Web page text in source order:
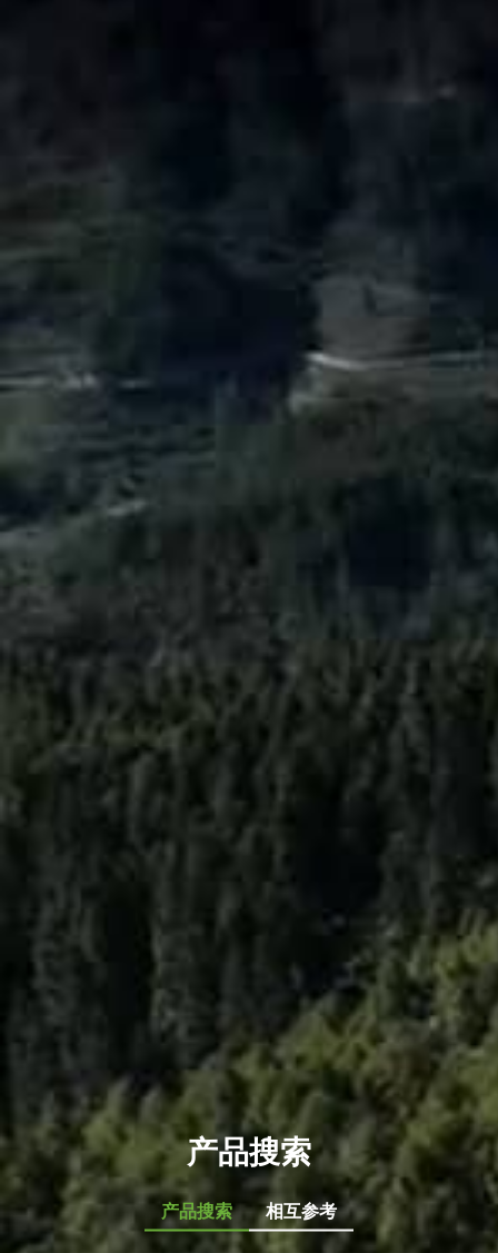
产品搜索
产品搜索 相互参考